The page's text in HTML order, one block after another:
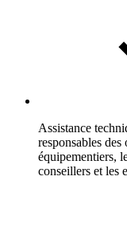
Assistance
responsables des
équipementiers,
conseillers et les